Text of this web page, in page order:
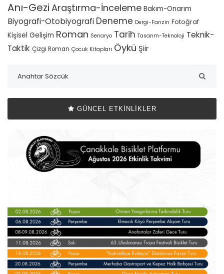
Anı-Gezi Araştırma-İnceleme Bakım-Onarım
Biyografi-Otobiyografi Deneme Dergi-Fanzin Fotoğraf
Kişisel Gelişim Roman Senaryo Tarih Tasarım-Teknoloji Teknik-
Taktik Çizgi Roman Çocuk Kitapları Öykü Şiir
GÜNCEL ETKINLIKLER